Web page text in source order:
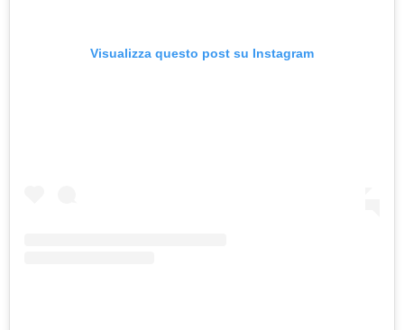
Visualizza questo post su Instagram